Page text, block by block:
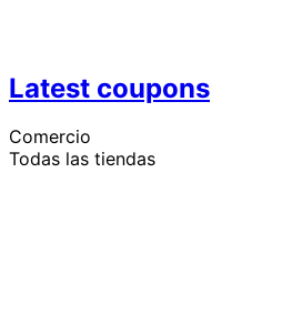
Latest coupons
Comercio
Todas las tiendas